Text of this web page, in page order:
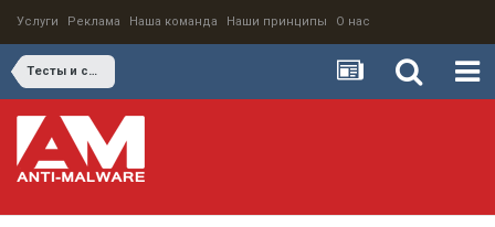
Услуги Реклама Наша команда Наши принципы О нас
Тесты и сравнения